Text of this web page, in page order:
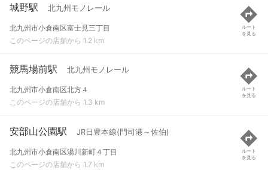
城野駅 北九州モノレール
北九州市小倉南区富士見三丁目
このページの店舗から 1.2 km
ルート
を見る
競馬場前駅 北九州モノレール
北九州市小倉南区北方４
このページの店舗から 1.3 km
ルート
を見る
安部山公園駅 JR日豊本線(門司港～佐伯)
北九州市小倉南区湯川新町４丁目
このページの店舗から 1.7 km
ルート
を見る